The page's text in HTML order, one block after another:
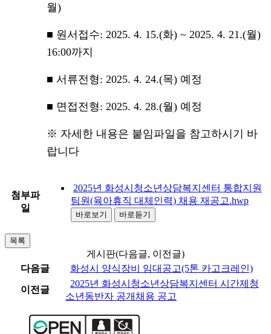
월)
■ 원서접수: 2025. 4. 15.(화) ~ 2025. 4. 21.(월)
16:00까지
■ 서류전형: 2025. 4. 24.(목) 예정
■ 면접전형: 2025. 4. 28.(월) 예정
※ 자세한 내용은 붙임파일을 참고하시기 바
랍니다
첨부파
일
2025년 화성시청소년상담복지센터 통합지원
팀원(육아휴직 대체인력) 채용 재공고.hwp
바로보기 바로듣기
목록
게시판(다음글, 이전글)
다음글
화성시 양식장비 임대공고(5톤 카고크레인)
이전글
2025년 화성시청소년상담복지센터 시간제청
소년동반자 공개채용 공고